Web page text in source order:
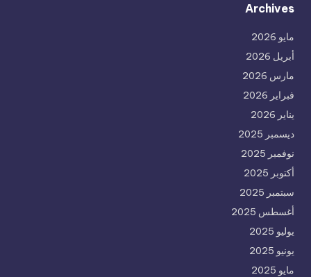
Archives
مايو 2026
أبريل 2026
مارس 2026
فبراير 2026
يناير 2026
ديسمبر 2025
نوفمبر 2025
أكتوبر 2025
سبتمبر 2025
أغسطس 2025
يوليو 2025
يونيو 2025
مايو 2025